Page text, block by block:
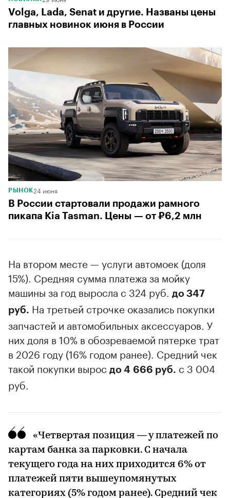
Volga, Lada, Senat и другие. Названы цены
главных новинок июня в России
РЫНОК24 июня
В России стартовали продажи рамного
пикапа Kia Tasman. Цены — от ₽6,2 млн
На втором месте — услуги автомоек (доля
15%). Средняя сумма платежа за мойку
машины за год выросла с 324 руб.
до 347
руб. На третьей строчке оказались покупки
запчастей и автомобильных аксессуаров. У
них доля в 10% в обозреваемой пятерке трат
в 2026 году (16% годом ранее). Средний чек
такой покупки вырос до 4 666 руб. с 3 004
руб.
«Четвертая позиция — у платежей по
картам банка за парковки. С начала
текущего года на них приходится 6% от
платежей пяти вышеупомянутых
категориях (5% годом ранее). Средний чек